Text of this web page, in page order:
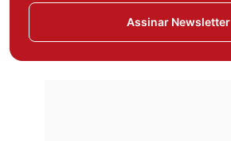
Assinar Newsletter